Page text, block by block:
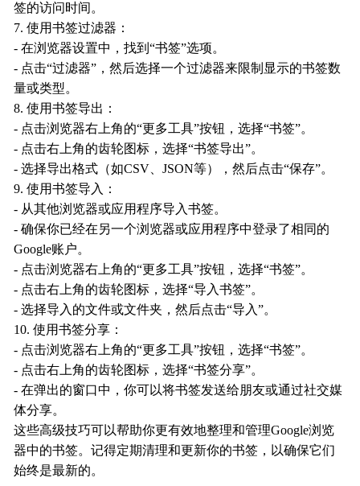
签的访问时间。
7. 使用书签过滤器：
- 在浏览器设置中，找到“书签”选项。
- 点击“过滤器”，然后选择一个过滤器来限制显示的书签数
量或类型。
8. 使用书签导出：
- 点击浏览器右上角的“更多工具”按钮，选择“书签”。
- 点击右上角的齿轮图标，选择“书签导出”。
- 选择导出格式（如CSV、JSON等），然后点击“保存”。
9. 使用书签导入：
- 从其他浏览器或应用程序导入书签。
- 确保你已经在另一个浏览器或应用程序中登录了相同的
Google账户。
- 点击浏览器右上角的“更多工具”按钮，选择“书签”。
- 点击右上角的齿轮图标，选择“导入书签”。
- 选择导入的文件或文件夹，然后点击“导入”。
10. 使用书签分享：
- 点击浏览器右上角的“更多工具”按钮，选择“书签”。
- 点击右上角的齿轮图标，选择“书签分享”。
- 在弹出的窗口中，你可以将书签发送给朋友或通过社交媒
体分享。
这些高级技巧可以帮助你更有效地整理和管理Google浏览
器中的书签。记得定期清理和更新你的书签，以确保它们
始终是最新的。